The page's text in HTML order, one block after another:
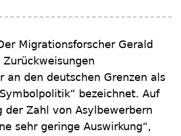
Migrationsforscher Gerald
an den deutschen Grenzen als
bezeichnet. Auf
der Zahl von Asylbewerbern
sehr geringe Auswirkung“,